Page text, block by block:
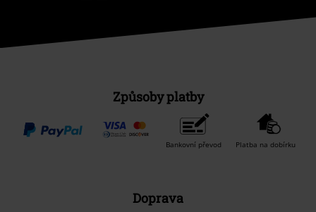
Způsoby platby
Bankovní převod Platba na dobírku
Doprava